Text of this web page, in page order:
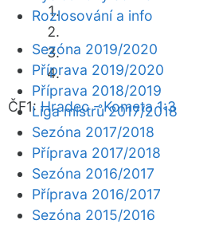
ČF1: Hradec - Kometa 1:3
Rozlosování a info
Sezóna 2019/2020
Příprava 2019/2020
Příprava 2018/2019
Liga mistrů 2017/2018
Sezóna 2017/2018
Příprava 2017/2018
Sezóna 2016/2017
Příprava 2016/2017
Sezóna 2015/2016